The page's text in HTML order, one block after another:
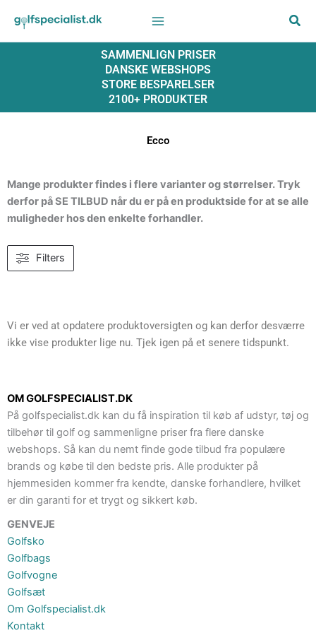
indholdet
SAMMENLIGN PRISER
DANSKE WEBSHOPS
STORE BESPARELSER
2100+ PRODUKTER
Ecco
Mange produkter findes i flere varianter og størrelser. Tryk
derfor på SE TILBUD når du er på en produktside for at se alle
muligheder hos den enkelte forhandler.
Filters
Vi er ved at opdatere produktoversigten og kan derfor desværre
ikke vise produkter lige nu. Tjek igen på et senere tidspunkt.
OM GOLFSPECIALIST.DK
På golfspecialist.dk kan du få inspiration til køb af udstyr, tøj og
tilbehør til golf og sammenligne priser fra flere danske
webshops. Så kan du nemt finde gode tilbud fra populære
brands og købe til den bedste pris. Alle produkter på
hjemmesiden kommer fra kendte, danske forhandlere, hvilket
er din garanti for et trygt og sikkert køb.
GENVEJE
Golfsko
Golfbags
Golfvogne
Golfsæt
Om Golfspecialist.dk
Kontakt